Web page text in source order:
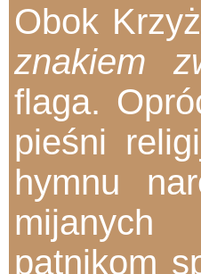
Obok
znakiem
flaga.
pieśni
hymnu
mijanych
pątnikom